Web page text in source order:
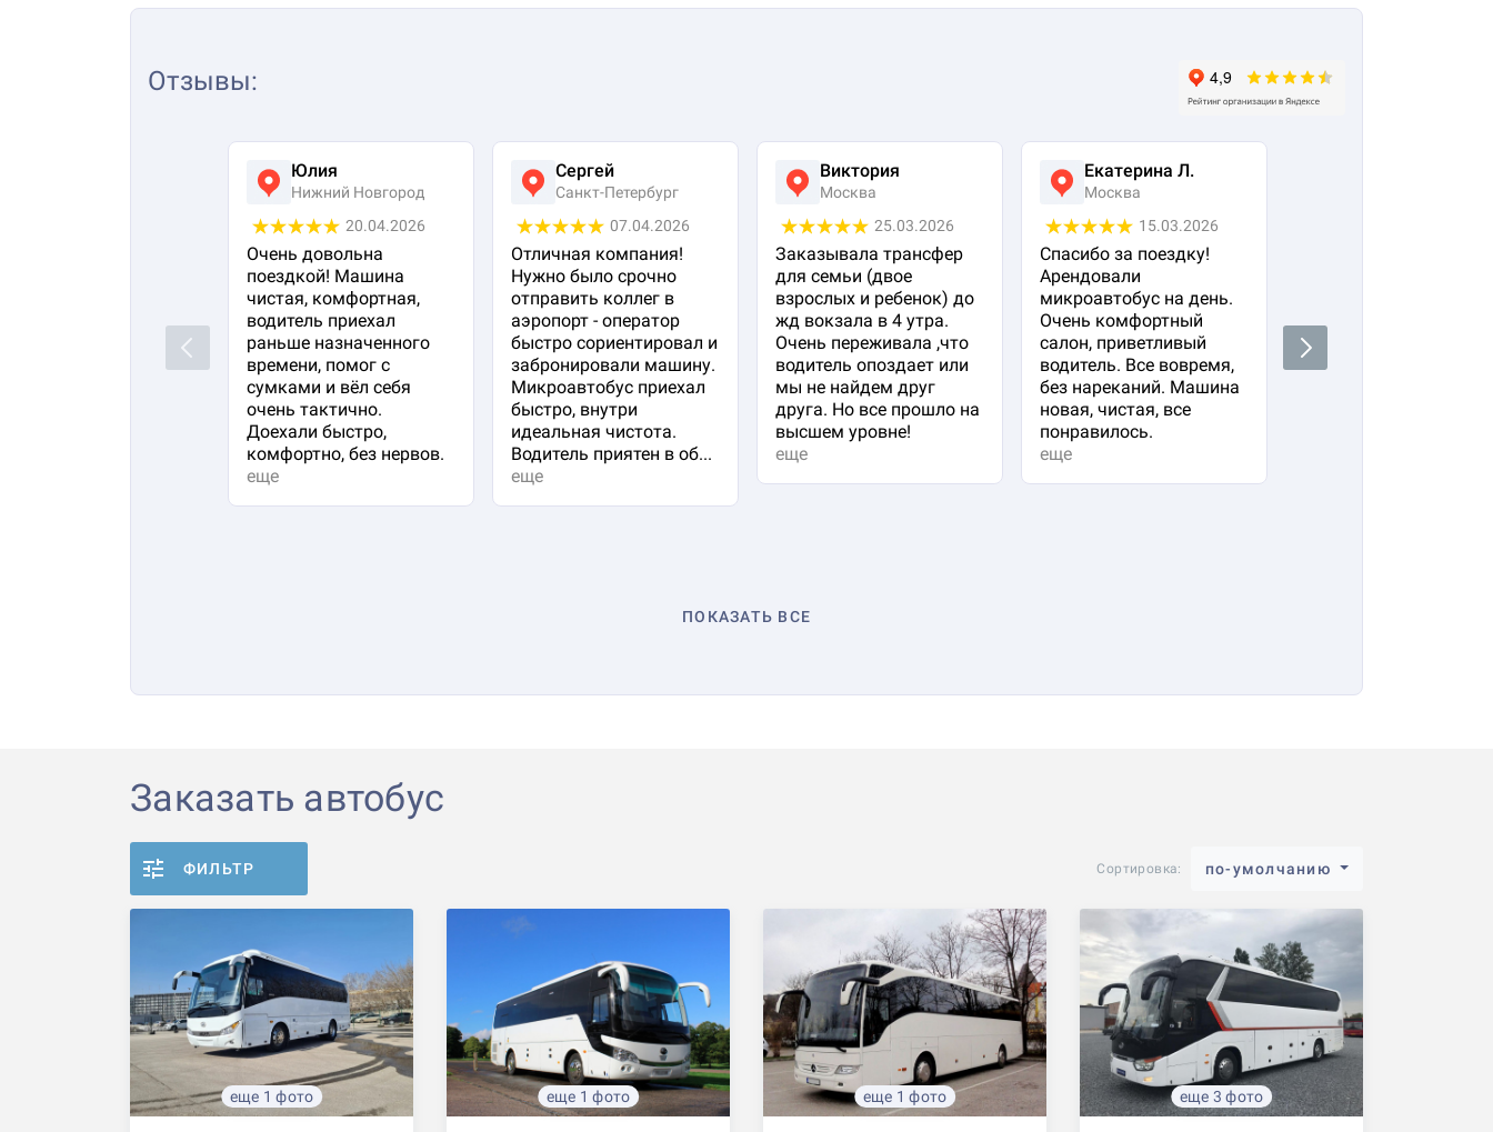
Отзывы:
Previous
Юлия
Нижний Новгород
20.04.2026
Очень довольна
поездкой! Машина
чистая, комфортная,
водитель приехал
раньше назначенного
времени, помог с
сумками и вёл себя
очень тактично.
Доехали быстро,
комфортно, без нервов.
еще
Сергей
Санкт-Петербург
07.04.2026
Отличная компания!
Нужно было срочно
отправить коллег в
аэропорт - оператор
быстро сориентировал и
забронировали машину.
Микроавтобус приехал
быстро, внутри
идеальная чистота.
Водитель приятен в об...
еще
Виктория
Москва
25.03.2026
Заказывала трансфер
для семьи (двое
взрослых и ребенок) до
жд вокзала в 4 утра.
Очень переживала ,что
водитель опоздает или
мы не найдем друг
друга. Но все прошло на
высшем уровне!
еще
Екатерина Л.
Москва
15.03.2026
Спасибо за поездку!
Арендовали
микроавтобус на день.
Очень комфортный
салон, приветливый
водитель. Все вовремя,
без нареканий. Машина
новая, чистая, все
понравилось.
еще
очень довольна!
Водитель водит очень
плавно и аккуратно,
Next
ПОКАЗАТЬ ВСЕ
Заказать автобус
ФИЛЬТР Сортировка: по-умолчанию
еще 1 фото еще 1 фото еще 1 фото еще 3 фото